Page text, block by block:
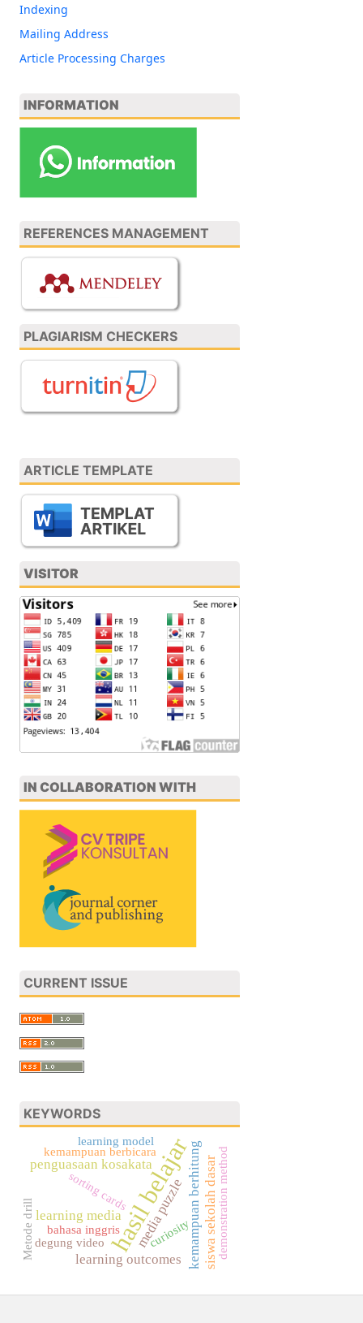
Indexing
Mailing Address
Article Processing Charges
INFORMATION
REFERENCES MANAGEMENT
PLAGIARISM CHECKERS
ARTICLE TEMPLATE
VISITOR
IN COLLABORATION WITH
CURRENT ISSUE
KEYWORDS
hasil belajar
learning outcomes
learning media kemampuan berhitungsiswa sekolah dasar
penguasaan kosakata
media puzzle
sorting cards
kemampuan berbicara
bahasa inggris
Metode drill degung video curiosity demonstration method
learning model